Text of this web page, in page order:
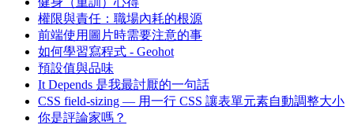
權限與責任：職場內耗的根源
前端使用圖片時需要注意的事
如何學習寫程式 - Geohot
預設值與品味
It Depends 是我最討厭的一句話
CSS field-sizing — 用一行 CSS 讓表單元素自動調整大小
你是評論家嗎？